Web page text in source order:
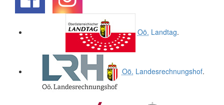
Oö. Landtag.
Oö. Landesrechnungshof.